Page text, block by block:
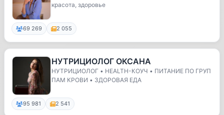
красота, здоровье
69 269 2 055
НУТРИЦИОЛОГ ОКСАНА
НУТРИЦИОЛОГ • HEALTH-КОУЧ • ПИТАНИЕ ПО ГРУП
ПАМ КРОВИ • ЗДОРОВАЯ ЕДА
95 981 2 541